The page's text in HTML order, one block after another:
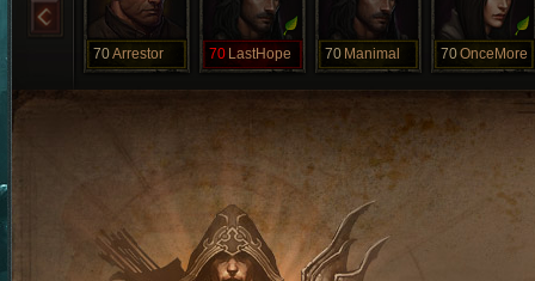
70Arrestor 70 LastHope 70 Manimal 70OnceMore